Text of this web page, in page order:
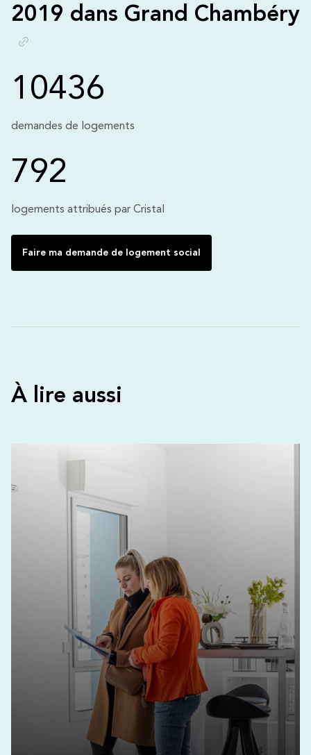
2019 dans Grand Chambéry
10436
demandes de logements
792
logements attribués par Cristal
Faire ma demande de logement social
À lire aussi